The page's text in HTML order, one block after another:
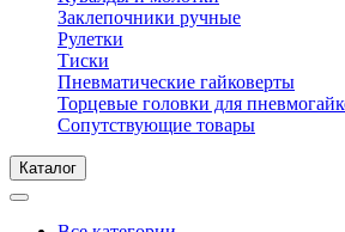
Заклепочники ручные
Рулетки
Тиски
Пневматические гайковерты
Торцевые головки для
Сопутствующие товары
Каталог